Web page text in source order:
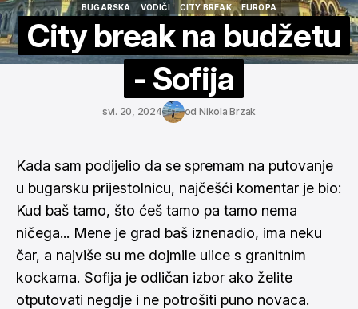
BUGARSKA
VODIČI
CITY BREAK
EUROPA
City break na budžetu
- Sofija
svi. 20, 2024 od Nikola Brzak
Kada sam podijelio da se spremam na putovanje
u bugarsku prijestolnicu, najčešći komentar je bio:
Kud baš tamo, što ćeš tamo pa tamo nema
ničega... Mene je grad baš iznenadio, ima neku
čar, a najviše su me dojmile ulice s granitnim
kockama. Sofija je odličan izbor ako želite
otputovati negdje i ne potrošiti puno novaca.